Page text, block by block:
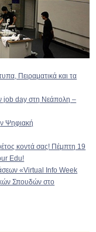
Πειραματικά και τα
job day στη Νεάπολη –
Ψηφιακή
κοντά σας! Πέμπτη 19
Edu!
«Virtual Info Week
Σπουδών στο